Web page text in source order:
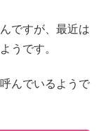
ですが、最近は
うです。
んでいるようで